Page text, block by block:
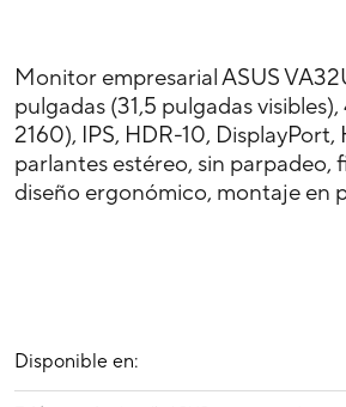
Monitor empresarial ASUS
pulgadas (31,5 pulgadas
2160), IPS, HDR-10, DisplayPort,
parlantes estéreo, sin parpadeo,
diseño ergonómico, montaje en
Disponible en: